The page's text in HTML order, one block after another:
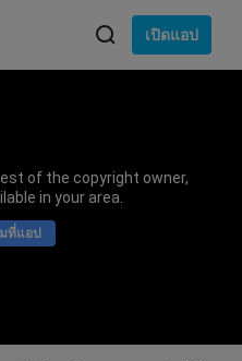
เปิดแอป
of the copyright owner,
in your area.
ที่แอป